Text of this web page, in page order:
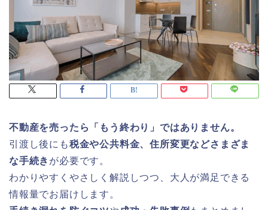
不動産を売ったら「もう終わり」ではありません。
引渡し後にも税金や公共料金、住所変更などさまざま
な手続き が必要です。
わかりやすくやさしく解説しつつ、大人が満足できる
情報量でお届けします。